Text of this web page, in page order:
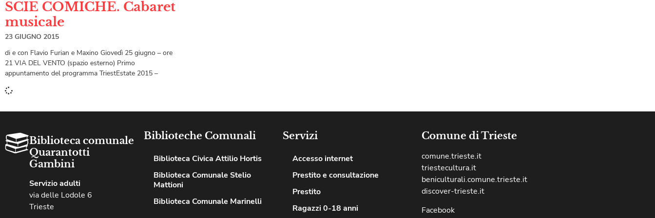
SCIE COMICHE. Cabaret
musicale
23 GIUGNO 2015
di e con Flavio Furian e Maxino Giovedì 25 giugno – ore
21 VIA DEL VENTO (spazio esterno) Primo
appuntamento del programma TriestEstate 2015 –
Biblioteca comunale
Quarantotti
Gambini
Servizio adulti
via delle Lodole 6
Trieste
Biblioteche Comunali
Biblioteca Civica Attilio Hortis
Biblioteca Comunale Stelio
Mattioni
Biblioteca Comunale Marinelli
Servizi
Accesso internet
Prestito e consultazione
Prestito
Ragazzi 0-18 anni
Comune di Trieste
comune.trieste.it
triestecultura.it
beniculturali.comune.trieste.it
discover-trieste.it
Facebook